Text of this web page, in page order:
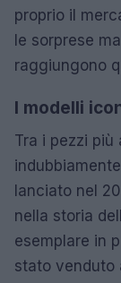
proprio il
le sorprese
raggiungono
I modelli
Tra i pezzi
indubbiamente
lanciato nel
nella storia
esemplare in
stato venduto